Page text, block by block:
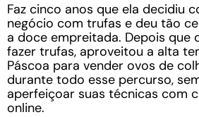
Faz cinco anos que ela decidiu
negócio com trufas e deu tão
a doce empreitada. Depois que
fazer trufas, aproveitou a alta
Páscoa para vender ovos de
durante todo esse percurso,
aperfeiçoar suas técnicas com
online.